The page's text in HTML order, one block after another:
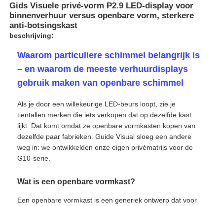
Huis
Gids Visuele privé-vorm P2.9 LED-display voor
binnenverhuur versus openbare vorm, sterkere
anti-botsingskast
beschrijving:
Waarom particuliere schimmel belangrijk is
– en waarom de meeste verhuurdisplays
gebruik maken van openbare schimmel
Als je door een willekeurige LED-beurs loopt, zie je
tientallen merken die iets verkopen dat op dezelfde kast
lijkt. Dat komt omdat ze openbare vormkasten kopen van
dezelfde paar fabrieken. Guide Visual sloeg een andere
weg in: we ontwikkelden onze eigen privématrijs voor de
G10-serie.
Wat is een openbare vormkast?
Een openbare vormkast is een generiek ontwerp dat voor